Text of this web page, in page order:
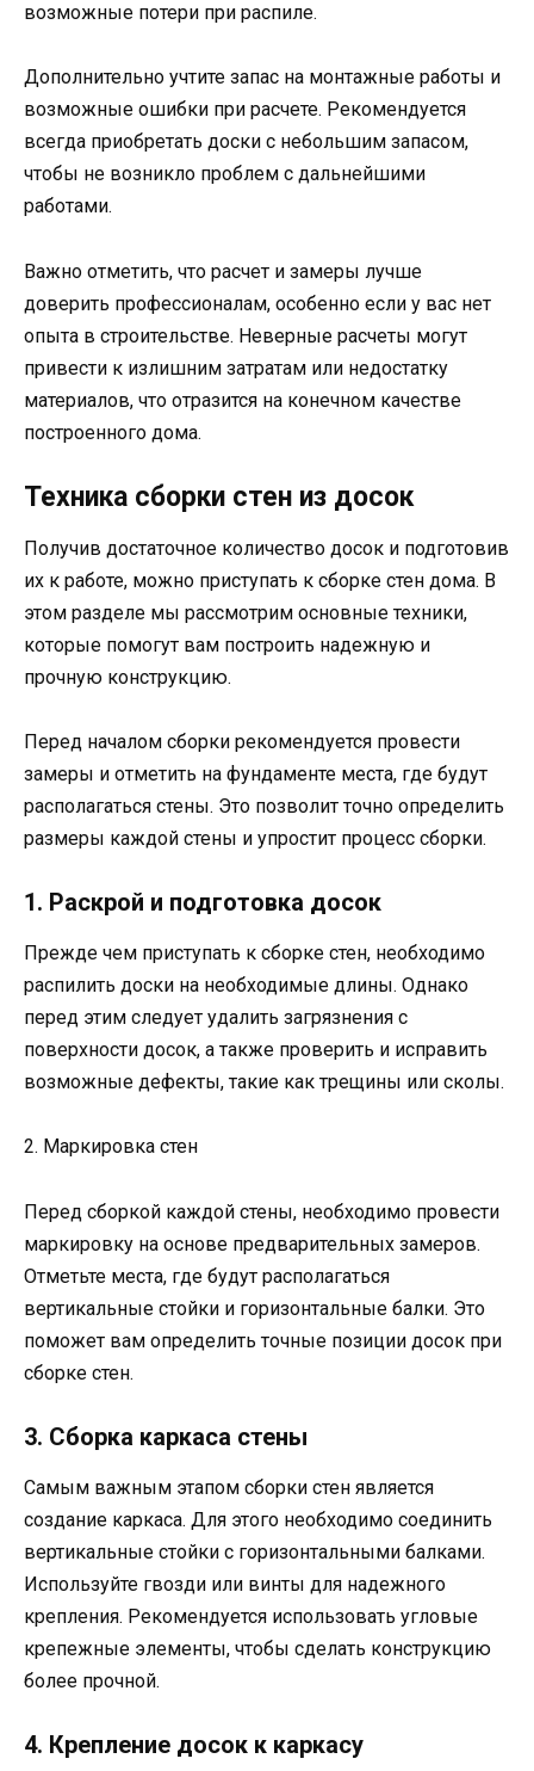
возможные потери при распиле.
Дополнительно учтите запас на монтажные работы и
возможные ошибки при расчете. Рекомендуется
всегда приобретать доски с небольшим запасом,
чтобы не возникло проблем с дальнейшими
работами.
Важно отметить, что расчет и замеры лучше
доверить профессионалам, особенно если у вас нет
опыта в строительстве. Неверные расчеты могут
привести к излишним затратам или недостатку
материалов, что отразится на конечном качестве
построенного дома.
Техника сборки стен из досок
Получив достаточное количество досок и подготовив
их к работе, можно приступать к сборке стен дома. В
этом разделе мы рассмотрим основные техники,
которые помогут вам построить надежную и
прочную конструкцию.
Перед началом сборки рекомендуется провести
замеры и отметить на фундаменте места, где будут
располагаться стены. Это позволит точно определить
размеры каждой стены и упростит процесс сборки.
1. Раскрой и подготовка досок
Прежде чем приступать к сборке стен, необходимо
распилить доски на необходимые длины. Однако
перед этим следует удалить загрязнения с
поверхности досок, а также проверить и исправить
возможные дефекты, такие как трещины или сколы.
2. Маркировка стен
Перед сборкой каждой стены, необходимо провести
маркировку на основе предварительных замеров.
Отметьте места, где будут располагаться
вертикальные стойки и горизонтальные балки. Это
поможет вам определить точные позиции досок при
сборке стен.
3. Сборка каркаса стены
Самым важным этапом сборки стен является
создание каркаса. Для этого необходимо соединить
вертикальные стойки с горизонтальными балками.
Используйте гвозди или винты для надежного
крепления. Рекомендуется использовать угловые
крепежные элементы, чтобы сделать конструкцию
более прочной.
4. Крепление досок к каркасу